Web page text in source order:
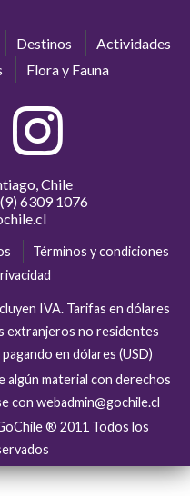
Destinos
Actividades
Flora y Fauna
Chile
6309 1076
Términos y condiciones
IVA. Tarifas en dólares
extranjeros no residentes
en dólares (USD)
algún material con derechos
con webadmin@gochile.cl
® 2011 Todos los